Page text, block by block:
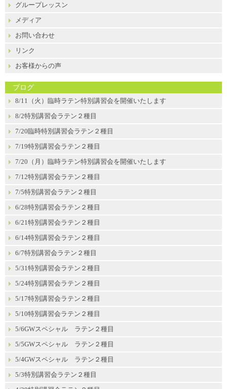
グループレッスン
メディア
お問い合わせ
リンク
お客様からの声
ブログ
8/11（火）臨時ラテン特別講習会を開催いたします
8/2特別講習会ラテン２種目
7/20臨時特別講習会ラテン２種目
7/19特別講習会ラテン２種目
7/20（月）臨時ラテン特別講習会を開催いたします
7/12特別講習会ラテン２種目
7/5特別講習会ラテン２種目
6/28特別講習会ラテン２種目
6/21特別講習会ラテン２種目
6/14特別講習会ラテン２種目
6/7特別講習会ラテン２種目
5/31特別講習会ラテン２種目
5/24特別講習会ラテン２種目
5/17特別講習会ラテン２種目
5/10特別講習会ラテン２種目
5/6GWスペシャル ラテン２種目
5/5GWスペシャル ラテン２種目
5/4GWスペシャル ラテン２種目
5/3特別講習会ラテン２種目